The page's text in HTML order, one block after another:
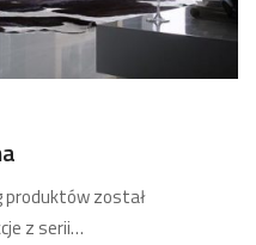
produktów został
z serii…